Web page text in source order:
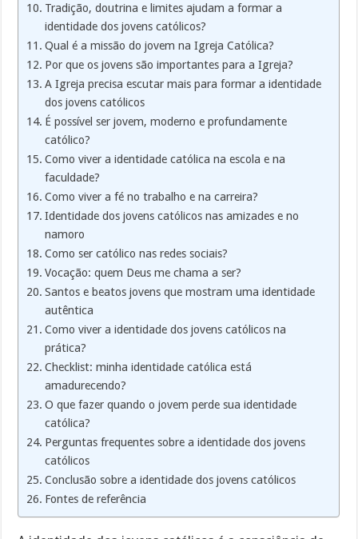
Tradição, doutrina e limites ajudam a formar a
identidade dos jovens católicos?
Qual é a missão do jovem na Igreja Católica?
Por que os jovens são importantes para a Igreja?
A Igreja precisa escutar mais para formar a identidade
dos jovens católicos
É possível ser jovem, moderno e profundamente
católico?
Como viver a identidade católica na escola e na
faculdade?
Como viver a fé no trabalho e na carreira?
Identidade dos jovens católicos nas amizades e no
namoro
Como ser católico nas redes sociais?
Vocação: quem Deus me chama a ser?
Santos e beatos jovens que mostram uma identidade
autêntica
Como viver a identidade dos jovens católicos na
prática?
Checklist: minha identidade católica está
amadurecendo?
O que fazer quando o jovem perde sua identidade
católica?
Perguntas frequentes sobre a identidade dos jovens
católicos
Conclusão sobre a identidade dos jovens católicos
Fontes de referência